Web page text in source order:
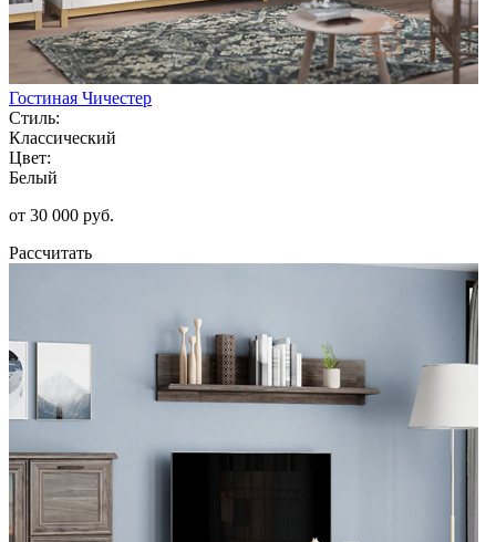
Гостиная Чичестер
Стиль:
Классический
Цвет:
Белый
от 30 000 руб.
Рассчитать